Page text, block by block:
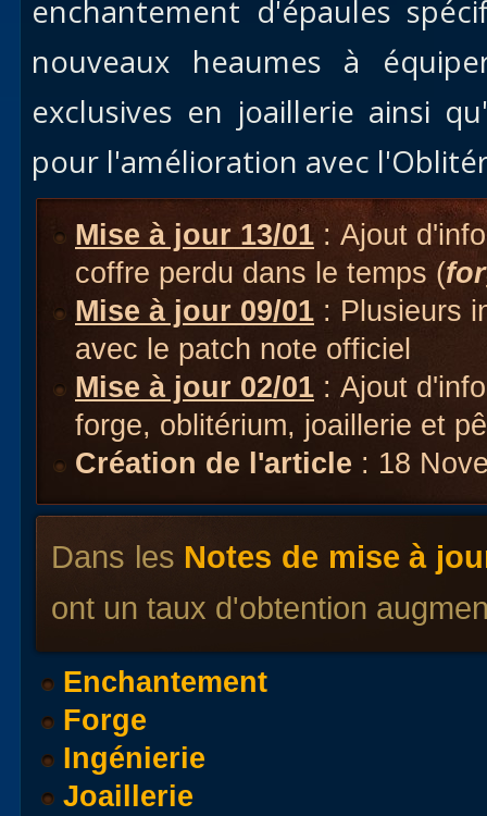
enchantement d'épaules
nouveaux heaumes à
exclusives en joaillerie ainsi
pour l'amélioration avec
Mise à jour 13/01 : Ajout
coffre perdu dans le temps (
Mise à jour 09/01 : Plusieurs
avec le patch note officiel
Mise à jour 02/01 : Ajout
forge, oblitérium, joaillerie et
Création de l'article : 18
Dans les Notes de mise à
ont un taux d'obtention
Enchantement
Forge
Ingénierie
Joaillerie